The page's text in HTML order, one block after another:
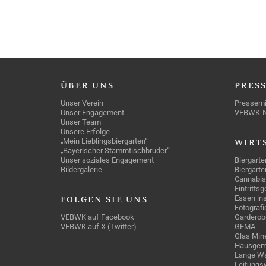
ÜBER UNS
Unser Verein
Unser Engagement
Unser Team
Unsere Erfolge
„Mein Lieblingsbiergarten“
„Bayerischer Stammtischbruder“
Unser soziales Engagement
Bildergalerie
FOLGEN SIE UNS
VEBWK auf Facebook
VEBWK auf X (Twitter)
VEBWK-
Essen
GEMA
Glas
Lange